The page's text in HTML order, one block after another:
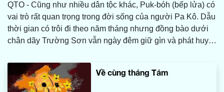
QTO - Cũng như nhiều dân tộc khác, Puk-bóh (bếp lửa) có
vai trò rất quan trọng trong đời sống của người Pa Kô. Dẫu
thời gian có trôi đi theo năm tháng nhưng đồng bào dưới
chân dãy Trường Sơn vẫn ngày đêm giữ gìn và phát huy
thương mà cha ông dày công vun đắp qua bao đời…
Về cùng tháng Tám